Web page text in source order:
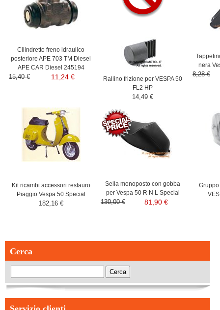
Cilindretto freno idraulico
posteriore APE 703 TM Diesel
APE CAR Diesel 245194
15,40 € 11,24 €
Rallino frizione per VESPA 50
FL2 HP
14,49 €
nera
8,28 €
Kit ricambi accessori restauro
Piaggio Vespa 50 Special
182,16 €
Sella monoposto con gobba
per Vespa 50 R N L Special
130,00 € 81,90 €
Cerca